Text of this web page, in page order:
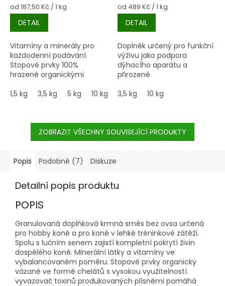
Měrná
cena:
od 187,50 Kč / 1 kg
DETAIL
Vitamíny a minerály pro
každodenní podávání.
Stopové prvky 100%
hrazené organickými
poměry vitamínu a
stavu, zdravému vývoji
rostoucích koní a zvládání
zátěže. Jsou důležité i pro
kopytní rohovinu.
1,5 kg 3,5 kg 5 kg 10 kg 20 kg
Měrná
cena:
od 489 Kč / 1 kg
DETAIL
Doplněk určený pro funkční
výživu jako podpora
dýhacÍho aparátu a
přirozené
zájmovém chovu.
COPD) pro Překlenutí
problémového období
nebo i dlouhodobě při
3,5 kg 10 kg
ZOBRAZIT VŠECHNY SOUVISEJÍCÍ PRODUKTY
Popis Podobné (7) Diskuze
Detailní popis produktu
POPIS
Granulovaná doplňková krmná směs bez ovsa určená
pro hobby koně a pro koně v lehké tréninkové zátěži.
Spolu s lučním senem zajistí kompletní pokrytí živin
dospělého koně. Minerální látky a vitamíny ve
vybalancovaném poměru. Stopové prvky organicky
vázané ve formě chelátů s vysokou využitelností.
vyvazovač toxinů produkovaných plísněmi pomáhá